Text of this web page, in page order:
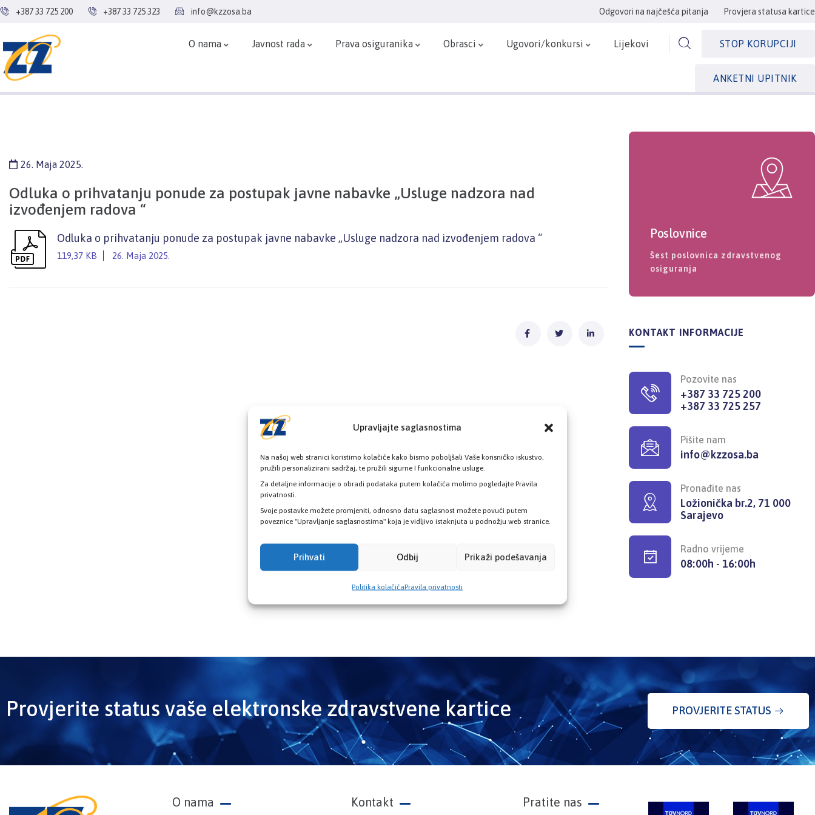
Upravljajte saglasnostima
Na našoj web stranici koristimo kolačiće kako bismo poboljšali Vaše korisničko iskustvo,
pružili personalizirani sadržaj, te pružili sigurne I funkcionalne usluge.
Za detaljne informacije o obradi podataka putem kolačića molimo pogledajte Pravila
privatnosti.
Svoje postavke možete promjeniti, odnosno datu saglasnost možete povući putem
poveznice "Upravljanje saglasnostima" koja je vidljivo istaknjuta u podnožju web stranice.
Prihvati Odbij Prikaži podešavanja
Politika kolačićaPravila privatnosti
+387 33 725 200 +387 33 725 323 info@kzzosa.ba Odgovori na najčešća pitanja Provjera statusa kartice
O nama Javnost rada Prava osiguranika Obrasci Ugovori/konkursi Lijekovi STOP KORUPCIJI
ANKETNI UPITNIK
26. Maja 2025.
Odluka o prihvatanju ponude za postupak javne nabavke „Usluge nadzora nad
izvođenjem radova “
Odluka o prihvatanju ponude za postupak javne nabavke „Usluge nadzora nad izvođenjem radova “
119,37 KB 26. Maja 2025.
Poslovnice
Šest poslovnica zdravstvenog
osiguranja
KONTAKT INFORMACIJE
Pozovite nas
+387 33 725 200
+387 33 725 257
Pišite nam
info@kzzosa.ba
Pronađite nas
Ložionička br.2, 71 000
Sarajevo
Radno vrijeme
08:00h - 16:00h
Provjerite status vaše elektronske zdravstvene kartice PROVJERITE STATUS
O nama Kontakt Pratite nas